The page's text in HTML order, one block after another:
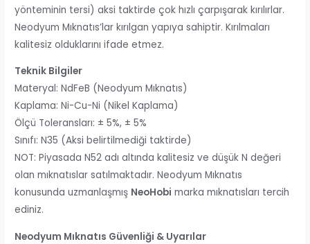
yönteminin tersi) aksi taktirde çok hızlı çarpışarak kırılırlar.
Neodyum Mıknatıs’lar kırılgan yapıya sahiptir. Kırılmaları
kalitesiz olduklarını ifade etmez.
Teknik Bilgiler
Materyal: NdFeB (Neodyum Mıknatıs)
Kaplama: Ni-Cu-Ni (Nikel Kaplama)
Ölçü Toleransları: ± 5%, ± 5%
Sınıfı: N35 (Aksi belirtilmediği taktirde)
NOT: Piyasada N52 adı altında kalitesiz ve düşük N değeri
olan mıknatıslar satılmaktadır. Neodyum Mıknatıs
konusunda uzmanlaşmış NeoHobi marka mıknatısları tercih
ediniz.
Neodyum Mıknatıs Güvenliği & Uyarılar